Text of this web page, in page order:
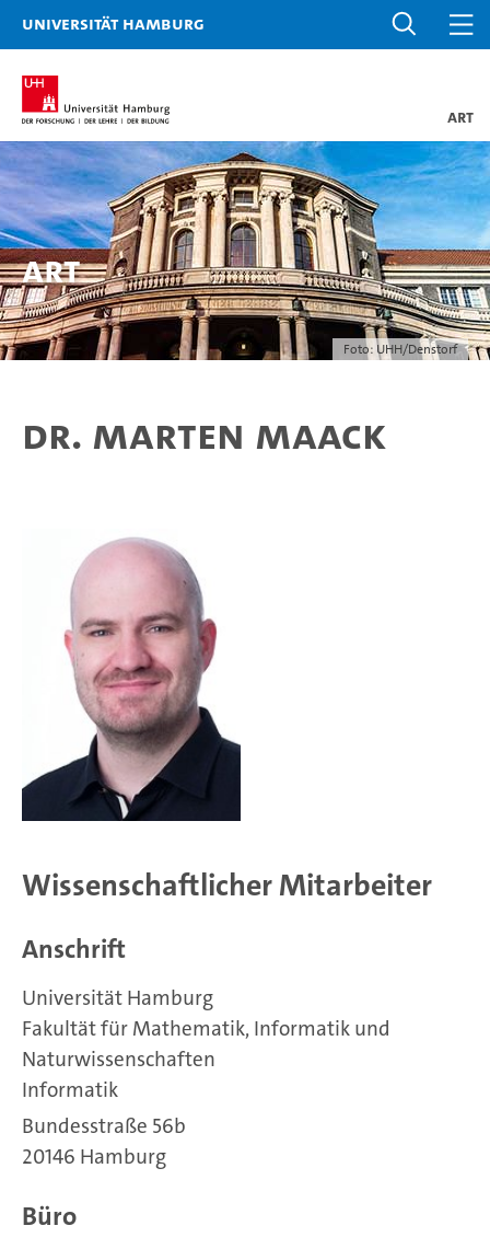
Universität Hamburg
art
Foto: UHH/Denstorf
ART
Dr. Marten Maack
Wissenschaftlicher Mitarbeiter
Anschrift
Universität Hamburg
Fakultät für Mathematik, Informatik und
Naturwissenschaften
Informatik
Bundesstraße 56b
20146 Hamburg
Büro